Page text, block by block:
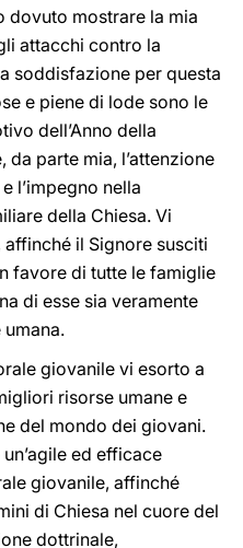
dovuto mostrare la mia
attacchi contro la
soddisfazione per questa
e piene di lode sono le
dell’Anno della
parte mia, l’attenzione
l’impegno nella
della Chiesa. Vi
il Signore susciti
favore di tutte le famiglie
di esse sia veramente
giovanile vi esorto a
risorse umane e
del mondo dei giovani.
ed efficace
giovanile, affinché
di Chiesa nel cuore del
dottrinale,